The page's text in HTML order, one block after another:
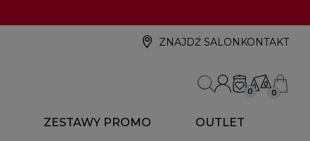
ZNAJDŹ SALON KONTAKT
0 0
ZESTAWY PROMO OUTLET